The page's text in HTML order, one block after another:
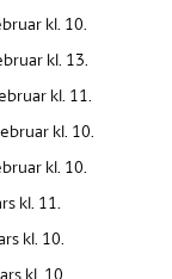
kl. 10.
kl. 13.
kl. 11.
kl. 10.
kl. 10.
kl. 11.
kl. 10.
kl. 10.